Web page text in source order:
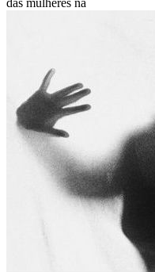
das mulheres na